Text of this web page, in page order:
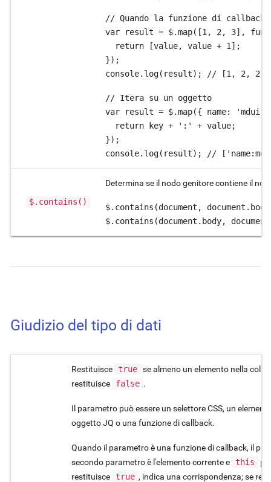
// Quando la funzione di
var result = $.map([1, 2, 3],
  return [value, value + 1];
});
console.log(result); // [1, 2, 2,
// Itera su un oggetto
var result = $.map({ name:
  return key + ':' + value;
});
console.log(result); //
$.contains()
Determina se il nodo genitore contiene il
$.contains(document,
$.contains(document.body,
Giudizio del tipo di dati
Restituisce true se almeno un elemento nella
restituisce
false .
Il parametro può essere un selettore CSS, un
oggetto JQ o una funzione di callback.
Quando il parametro è una funzione di callback, il
secondo parametro è l'elemento corrente e this
restituisce true , indica una corrispondenza; se